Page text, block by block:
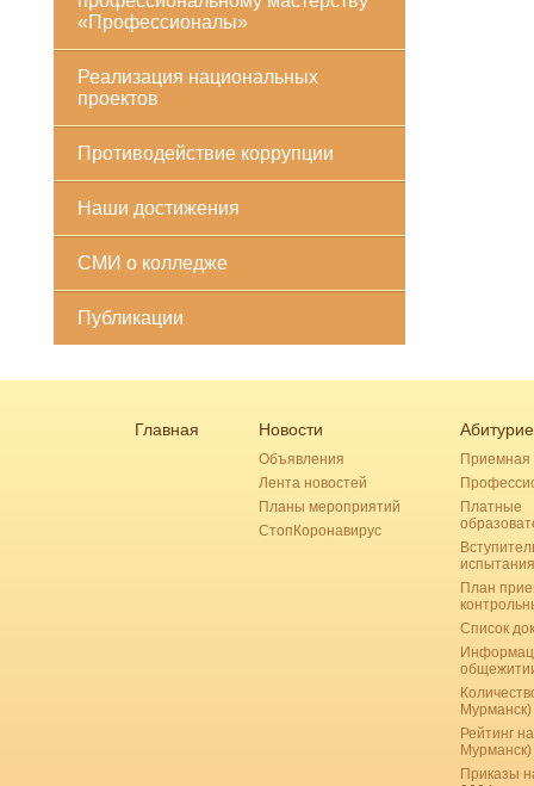
«Профессионалы»
Реализация национальных
проектов
Противодействие коррупции
Наши достижения
СМИ о колледже
Публикации
Главная Новости
Объявления
Лента новостей
Планы мероприятий
СтопКоронавирус
Приемная
Платные
испытания
План
Список
Мурманск)
Рейтинг
Мурманск)
Приказы